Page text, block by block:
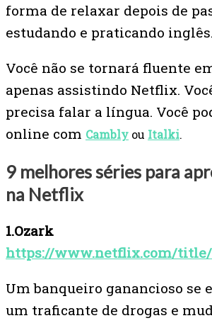
forma de relaxar depois de
estudando e praticando inglês.
Você não se tornará fluente
apenas assistindo Netflix.
precisa falar a língua. Você
online com Cambly ou Italki.
9 melhores séries para
na Netflix
1.Ozark
https://www.netflix.com/title/
Um banqueiro ganancioso se
um traficante de drogas e